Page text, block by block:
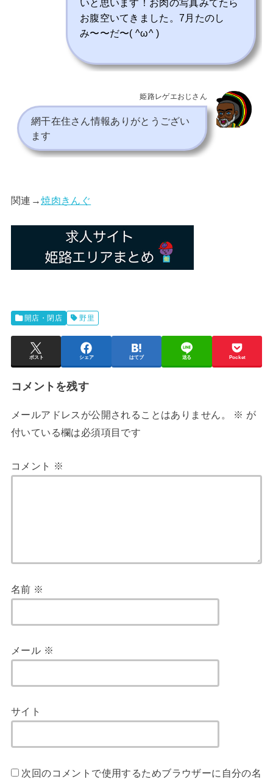
いと思います！お肉の写真みてたら
お腹空いてきました。7月たのし
み〜〜だ〜( ^ω^ )
姫路レゲエおじさん
網干在住さん情報ありがとうござい
ます
関連→焼肉きんぐ
開店・閉店 野里
ポスト シェア はてブ 送る Pocket
コメントを残す
メールアドレスが公開されることはありません。 ※ が
付いている欄は必須項目です
コメント ※
名前 ※
メール ※
サイト
次回のコメントで使用するためブラウザーに自分の名